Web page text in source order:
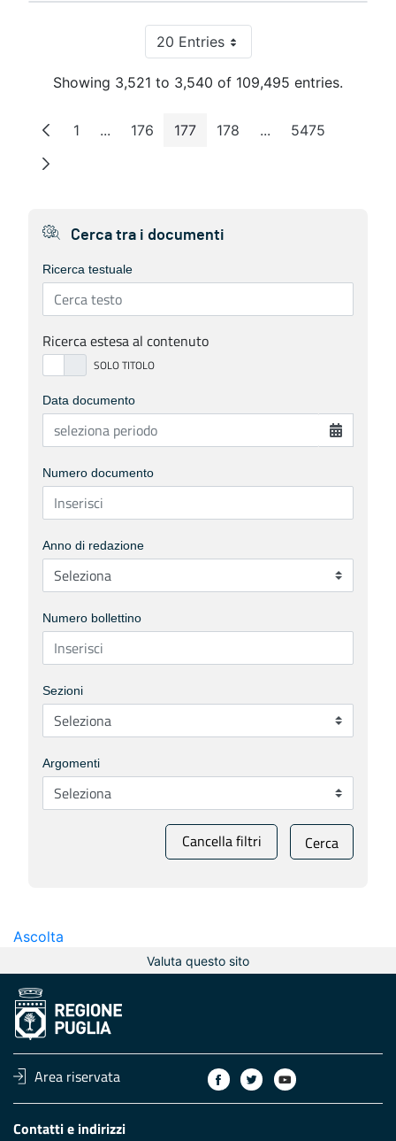
20 EntriesPer Page
Showing 3,521 to 3,540 of 109,495 entries.
Page
1 ...Intermediate Pages
Page
176 Page
177 Page
178 ...Intermediate Pages
Page
5475
Cerca tra i documenti
Ricerca testuale
Ricerca estesa al contenuto
Data documento
Numero documento
Anno di redazione
Numero bollettino
Sezioni
Argomenti
Cancella filtri Cerca
Ascolta
Valuta questo sito
Area riservata
Contatti e indirizzi